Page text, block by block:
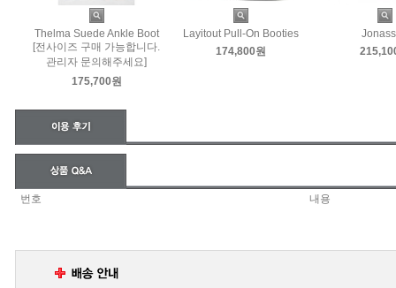
Thelma Suede Ankle Boot
[전사이즈 구매 가능합니다.
관리자 문의해주세요]
175,700원
Layitout Pull-On Booties
174,800원